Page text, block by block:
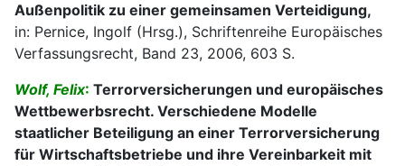
Außenpolitik zu einer gemeinsamen Verteidigung,
in: Pernice, Ingolf (Hrsg.), Schriftenreihe Europäisches
Verfassungsrecht, Band 23, 2006, 603 S.
Wolf, Felix: Terrorversicherungen und europäisches
Wettbewerbsrecht. Verschiedene Modelle
staatlicher Beteiligung an einer Terrorversicherung
für Wirtschaftsbetriebe und ihre Vereinbarkeit mit